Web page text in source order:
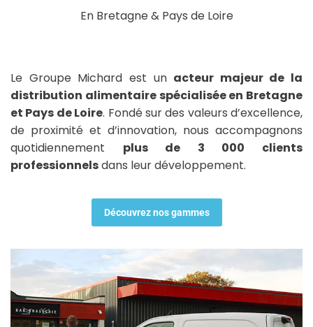
En Bretagne & Pays de Loire
Le Groupe Michard est un acteur majeur de la
distribution alimentaire spécialisée en Bretagne
et Pays de Loire. Fondé sur des valeurs d’excellence,
de proximité et d’innovation, nous accompagnons
quotidiennement plus de 3 000 clients
professionnelsdans leur développement.
Découvrez nos gammes